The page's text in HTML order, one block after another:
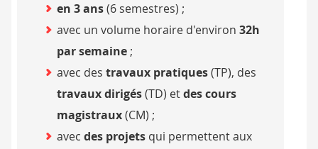
en 3 ans(6 semestres) ;
avec un volume horaire d'environ 32h
par semaine;
avec des travaux pratiques(TP), des
travaux dirigés(TD) etdes cours
magistraux(CM) ;
avec des projetsqui permettent aux